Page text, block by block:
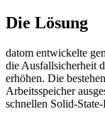
Die Lösung
datom entwickelte
die Ausfallsicherheit
erhöhen. Die
Arbeitsspeicher
schnellen Solid-